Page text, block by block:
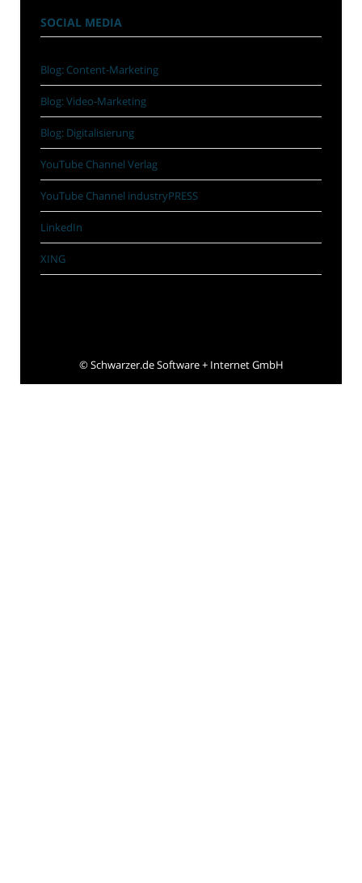
SOCIAL MEDIA
Blog: Content-Marketing
Blog: Video-Marketing
Blog: Digitalisierung
YouTube Channel Verlag
YouTube Channel industryPRESS
LinkedIn
XING
©Schwarzer.de Software + Internet GmbH